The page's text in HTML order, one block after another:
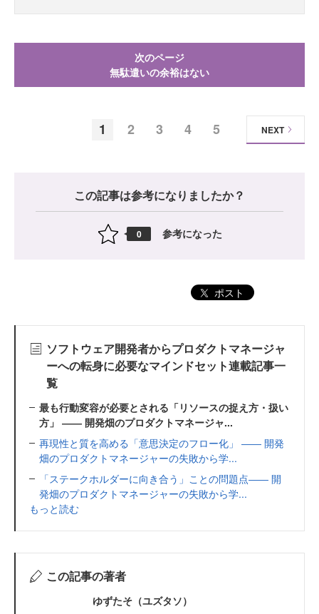
次のページ
無駄遣いの余裕はない
1 2 3 4 5 NEXT
この記事は参考になりましたか？
0 参考になった
ポスト
ソフトウェア開発者からプロダクトマネージャ
ーへの転身に必要なマインドセット連載記事一
覧
最も行動変容が必要とされる「リソースの捉え方・扱い
方」 ―― 開発畑のプロダクトマネージャ...
再現性と質を高める「意思決定のフロー化」 ―― 開発
畑のプロダクトマネージャーの失敗から学...
「ステークホルダーに向き合う」ことの問題点―― 開
発畑のプロダクトマネージャーの失敗から学...
もっと読む
この記事の著者
ゆずたそ（ユズタソ）